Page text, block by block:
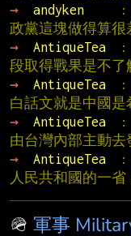
→
andyken
:
政黨這塊做得算很
→
AntiqueTea
:
段取得戰果是不了
→
AntiqueTea
:
白話文就是中國是
→
AntiqueTea
:
由台灣內部主動去
→
AntiqueTea
:
人民共和國的一省
🪖 軍事